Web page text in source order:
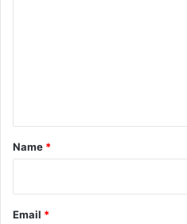
*
Name *
Email *